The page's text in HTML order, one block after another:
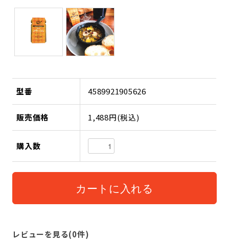
型番 4589921905626
販売価格 1,488円(税込)
購入数
レビューを見る(0件)